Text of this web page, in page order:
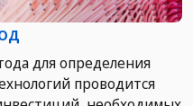
для определения
проводится